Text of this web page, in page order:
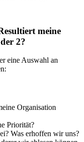
meine
2?
eine Auswahl an
Organisation
Priorität?
Was erhoffen wir uns?